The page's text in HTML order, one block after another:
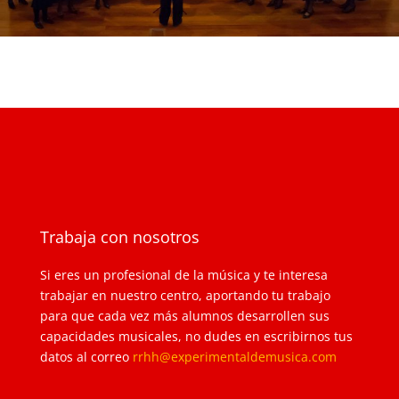
Trabaja con nosotros
Si eres un profesional de la música y te interesa
trabajar en nuestro centro, aportando tu trabajo
para que cada vez más alumnos desarrollen sus
capacidades musicales, no dudes en escribirnos tus
datos al correo rrhh@experimentaldemusica.com